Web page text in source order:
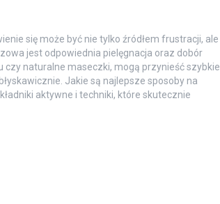
się może być nie tylko źródłem frustracji, ale
jest odpowiednia pielęgnacja oraz dobór
czy naturalne maseczki, mogą przynieść szybkie
Jakie są najlepsze sposoby na
aktywne i techniki, które skutecznie